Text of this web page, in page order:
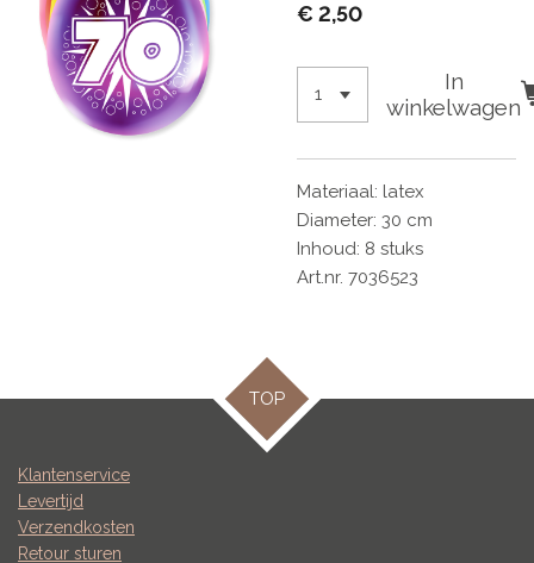
€ 2,50
In
winkelwagen
Materiaal: latex
Diameter: 30 cm
Inhoud: 8 stuks
Art.nr. 7036523
TOP
Klantenservice
Levertijd
Verzendkosten
Retour sturen